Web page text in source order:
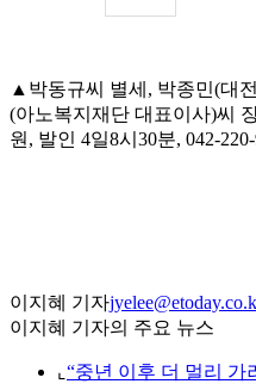
▲박동규씨 별세, 박종민(대
(아노복지재단 대표이사)씨
원, 발인 4일8시30분, 042-
이지혜 기자
이지혜 기자의 주요 뉴스
⌞ “중년 이후 더 멀리 가